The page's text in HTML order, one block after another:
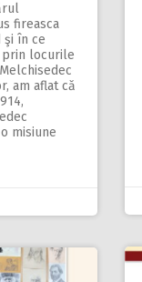
fireasca
şi în ce
locurile
am aflat că
misiune